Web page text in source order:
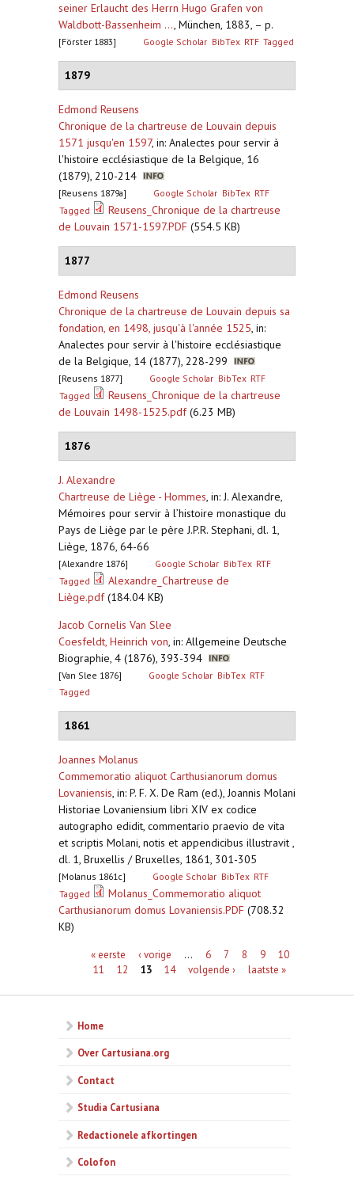
seiner Erlaucht des Herrn Hugo Grafen von
Waldbott-Bassenheim ..., München, 1883, – p.
[Förster 1883] Google Scholar BibTex RTF Tagged
1879
Edmond Reusens
Chronique de la chartreuse de Louvain depuis
1571 jusqu'en 1597, in: Analectes pour servir à
l'histoire ecclésiastique de la Belgique, 16
(1879), 210-214
[Reusens 1879a] Google Scholar BibTex RTF
Tagged
Reusens_Chronique de la chartreuse
de Louvain 1571-1597.PDF (554.5 KB)
1877
Edmond Reusens
Chronique de la chartreuse de Louvain depuis sa
fondation, en 1498, jusqu'à l'année 1525, in:
Analectes pour servir à l'histoire ecclésiastique
de la Belgique, 14 (1877), 228-299
[Reusens 1877] Google Scholar BibTex RTF
Tagged
Reusens_Chronique de la chartreuse
de Louvain 1498-1525.pdf(6.23 MB)
1876
J. Alexandre
Chartreuse de Liège - Hommes, in: J. Alexandre,
Mémoires pour servir à l’histoire monastique du
Pays de Liège par le père J.P.R. Stephani, dl. 1,
Liège, 1876, 64-66
[Alexandre 1876] Google Scholar BibTex RTF
Tagged
Alexandre_Chartreuse de
Liège.pdf(184.04 KB)
Jacob Cornelis Van Slee
Coesfeldt, Heinrich von, in: Allgemeine Deutsche
Biographie, 4 (1876), 393-394
[Van Slee 1876] Google Scholar BibTex RTF
Tagged
1861
Joannes Molanus
Commemoratio aliquot Carthusianorum domus
Lovaniensis, in: P. F. X. De Ram (ed.), Joannis Molani
Historiae Lovaniensium libri XIV ex codice
autographo edidit, commentario praevio de vita
et scriptis Molani, notis et appendicibus illustravit ,
dl. 1, Bruxellis / Bruxelles, 1861, 301-305
[Molanus 1861c] Google Scholar BibTex RTF
Tagged
Molanus_Commemoratio aliquot
Carthusianorum domus Lovaniensis.PDF (708.32
KB)
Pagina's« eerste ‹ vorige … 6 7 8 9
10
11
12 13 14 volgende › laatste »
Home
Over Cartusiana.org
Contact
Studia Cartusiana
Redactionele afkortingen
Colofon